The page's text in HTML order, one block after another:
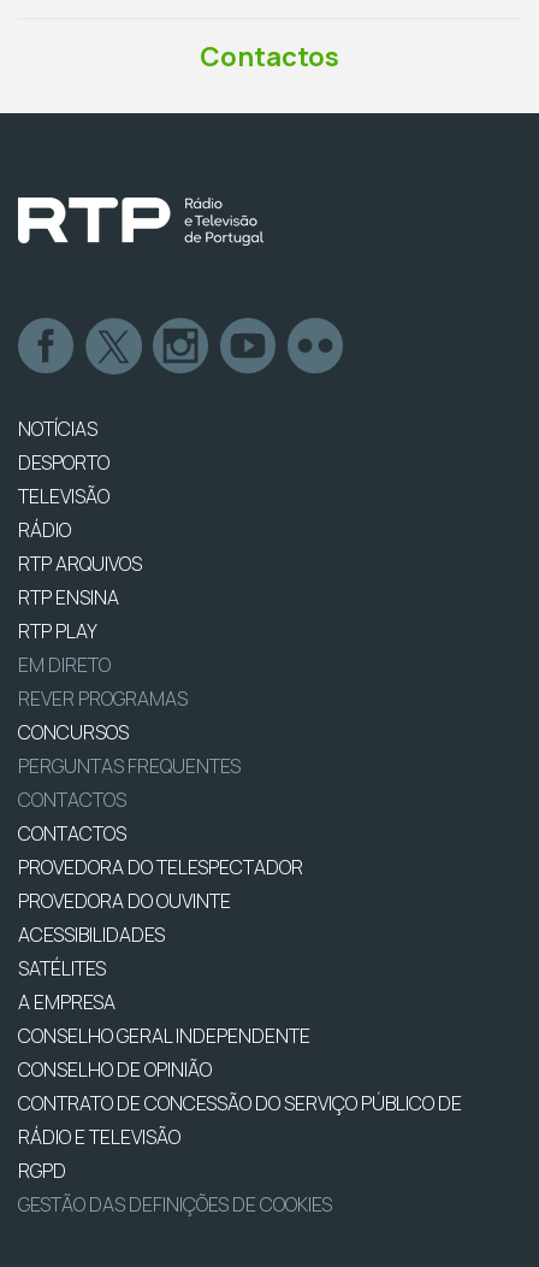
Contactos
NOTÍCIAS
DESPORTO
TELEVISÃO
RÁDIO
RTP ARQUIVOS
RTP ENSINA
RTP PLAY
EM DIRETO
REVER PROGRAMAS
CONCURSOS
PERGUNTAS FREQUENTES
CONTACTOS
CONTACTOS
PROVEDORA DO TELESPECTADOR
PROVEDORA DO OUVINTE
ACESSIBILIDADES
SATÉLITES
A EMPRESA
CONSELHO GERAL INDEPENDENTE
CONSELHO DE OPINIÃO
CONTRATO DE CONCESSÃO DO SERVIÇO PÚBLICO DE
RÁDIO E TELEVISÃO
RGPD
GESTÃO DAS DEFINIÇÕES DE COOKIES